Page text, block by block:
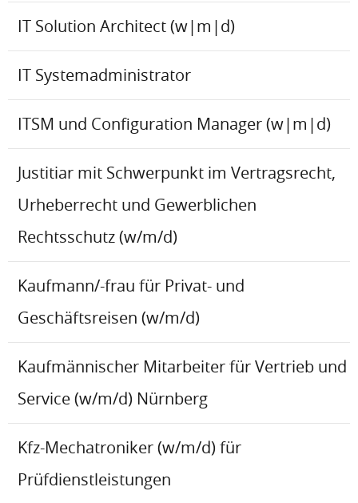
IT Solution Architect (w|m|d)
IT Systemadministrator
ITSM und Configuration Manager (w|m|d)
Justitiar mit Schwerpunkt im Vertragsrecht,
Urheberrecht und Gewerblichen
Rechtsschutz (w/m/d)
Kaufmann/-frau für Privat- und
Geschäftsreisen (w/m/d)
Kaufmännischer Mitarbeiter für Vertrieb und
Service (w/m/d) Nürnberg
Kfz-Mechatroniker (w/m/d) für
Prüfdienstleistungen